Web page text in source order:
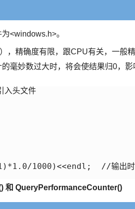
<windows.h>。
，精确度有限，跟CPU有关，一般
毫妙数过大时，将会使结果归0，影
头文件
1000)<<endl;  //输出时间
和 QueryPerformanceCounter()